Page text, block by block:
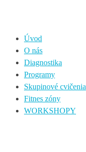
Úvod
O nás
Diagnostika
Programy
Skupinové cvičenia
Fitnes zóny
WORKSHOPY